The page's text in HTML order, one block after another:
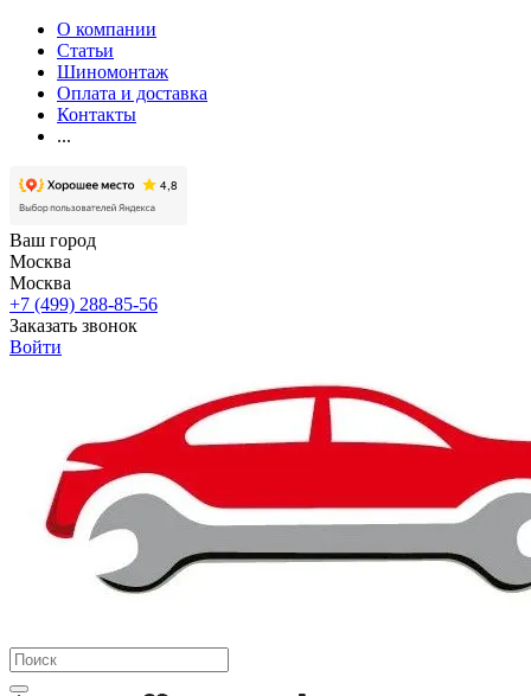
О компании
Статьи
Шиномонтаж
Оплата и доставка
Контакты
...
Ваш город
Москва
Москва
+7 (499) 288-85-56
Заказать звонок
Войти